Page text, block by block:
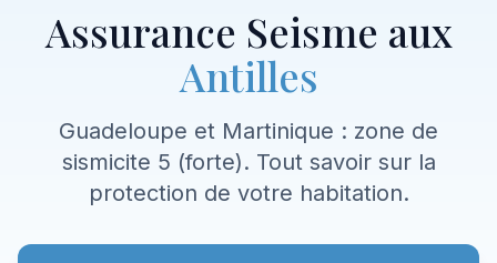
Assurance Seisme aux
Antilles
Guadeloupe et Martinique : zone de
sismicite 5 (forte). Tout savoir sur la
protection de votre habitation.